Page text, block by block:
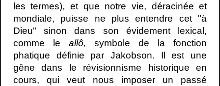
les termes), et que notre vie, déracinée et
mondiale, puisse ne plus entendre cet "à
Dieu" sinon dans son évidement lexical,
comme le allô, symbole de la fonction
phatique définie par Jakobson. Il est une
gêne dans le révisionnisme historique en
cours, qui veut nous imposer un passé